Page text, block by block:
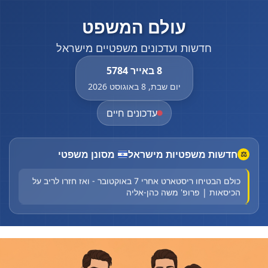
8 באייר 5784
יום שבת, 8 באוגוסט 2026
עולם המשפט
חדשות ועדכונים משפטיים מישראל
עדכונים חיים
⚖ חדשות משפטיות מישראל מסונן משפטי
החלום האמריקני מתפרק: סעודיה בחרה בטורקיה ובפקיסטן
כולם הבטיחו ריסטארט אחרי 7 באוקטובר - ואז חזרו לריב על
הכיסאות | פרופ' משה כהן-אליה